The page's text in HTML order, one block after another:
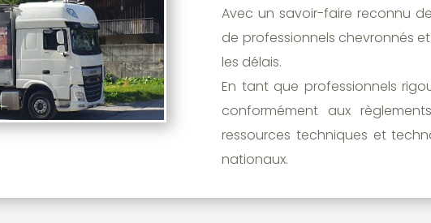
Avec un savoir-faire reconnu
de professionnels chevronnés
les délais.
En tant que professionnels
conformément aux
ressources techniques et
nationaux.